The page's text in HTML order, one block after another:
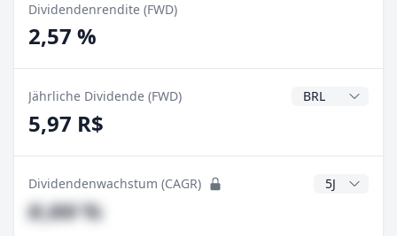
Dividendenrendite (FWD)
2,57 %
Jährliche Dividende (FWD)
5,97 R$
Dividendenwachstum (CAGR) CAGR Jahre
#,## %